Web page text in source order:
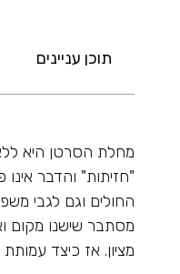
תוכן עניינים
מחלת הסרטן היא
"חזיתות" והדבר
החולים וגם לגבי
מסתבר שישנו מקום
מציון. אז כיצד